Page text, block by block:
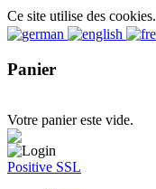
Ce site utilise des cookies.
Panier
Votre panier este vide.
Positive SSL